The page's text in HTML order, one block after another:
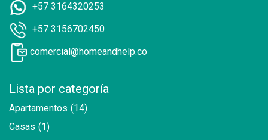
+57 3164320253
+57 3156702450
comercial@homeandhelp.co
Lista por categoría
Apartamentos (14)
Casas (1)